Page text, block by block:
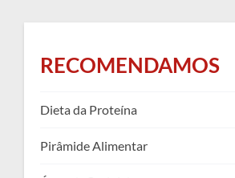
RECOMENDAMOS
Dieta da Proteína
Pirâmide Alimentar